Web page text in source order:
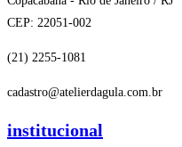
CEP: 22051-002
(21) 2255-1081
cadastro@atelierdagula.com.br
institucional